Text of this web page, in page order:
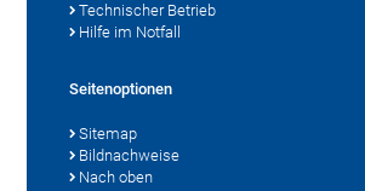
Technischer Betrieb
Hilfe im Notfall
Seitenoptionen
Sitemap
Bildnachweise
Nach oben